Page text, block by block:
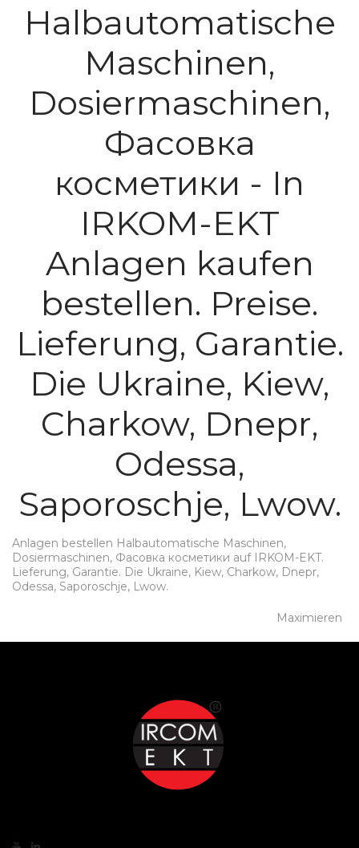
Halbautomatische
Maschinen,
Dosiermaschinen,
Фасовка
косметики - In
IRKOM-EKT
Anlagen kaufen
bestellen. Preise.
Lieferung, Garantie.
Die Ukraine, Kiew,
Charkow, Dnepr,
Odessa,
Saporoschje, Lwow.
Anlagen bestellen Halbautomatische Maschinen,
Dosiermaschinen, Фасовка косметики auf IRKOM-EKT.
Lieferung, Garantie. Die Ukraine, Kiew, Charkow, Dnepr,
Odessa, Saporoschje, Lwow.
Maximieren